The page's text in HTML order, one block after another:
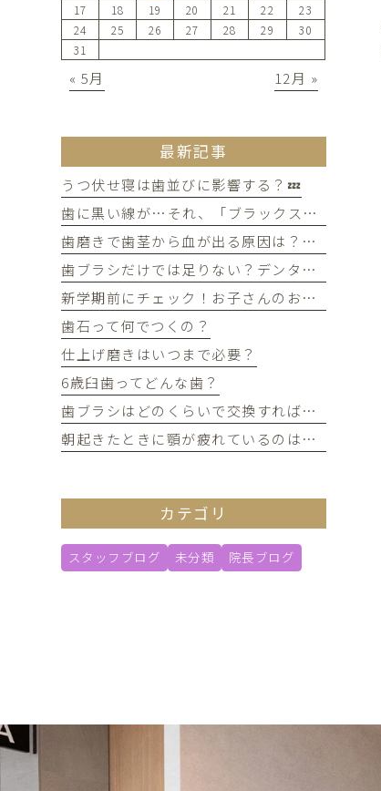
17
18 19 20 21 22
23
24
25 26 27 28 29
30
31
« 5月 12月 »
最新記事
うつ伏せ寝は歯並びに影響する？💤
歯に黒い線が…それ、「ブラックステイン」かもしれません！
歯磨きで歯茎から血が出る原因は？痛みがなくても受診すべき判断基準
歯ブラシだけでは足りない？デンタルフロスを使うメリット
新学期前にチェック！お子さんのお口の健康、大丈夫？
歯石って何でつくの？
仕上げ磨きはいつまで必要？
6歳臼歯ってどんな歯？
歯ブラシはどのくらいで交換すればいい？
朝起きたときに顎が疲れているのは歯ぎしりが原因？
カテゴリ
スタッフブログ 未分類 院長ブログ